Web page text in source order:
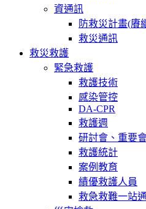
資通訊
防救災計畫(賡
救災通訊
救災救護
緊急救護
救護技術
感染管控
DA-CPR
救護週
研討會、重要
救護統計
案例教育
績優救護人員
救急救難一站